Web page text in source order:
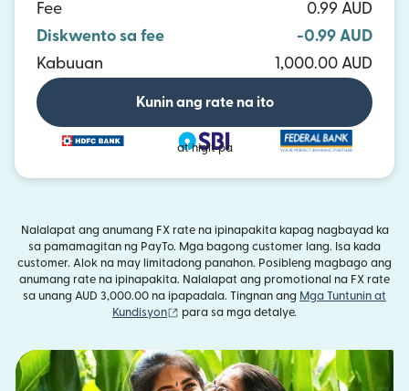
Fee
0.99 AUD
Diskwento sa fee
-0.99 AUD
Kabuuan
1,000.00 AUD
Kunin ang rate na ito
at higit pa
Nalalapat ang anumang FX rate na ipinapakita kapag nagbayad ka
sa pamamagitan ng PayTo. Mga bagong customer lang. Isa kada
customer. Alok na may limitadong panahon. Posibleng magbago ang
anumang rate na ipinapakita. Nalalapat ang promotional na FX rate
sa unang AUD 3,000.00 na ipapadala. Tingnan ang Mga Tuntunin at
Kundisyon
(bubukas sa bagong window)
para sa mga detalye.